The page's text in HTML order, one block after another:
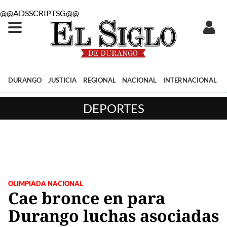
@@ADSSCRIPTSG@@
DURANGO JUSTICIA REGIONAL NACIONAL INTERNACIONAL
DEPORTES
OLIMPIADA NACIONAL
Cae bronce en para
Durango luchas asociadas